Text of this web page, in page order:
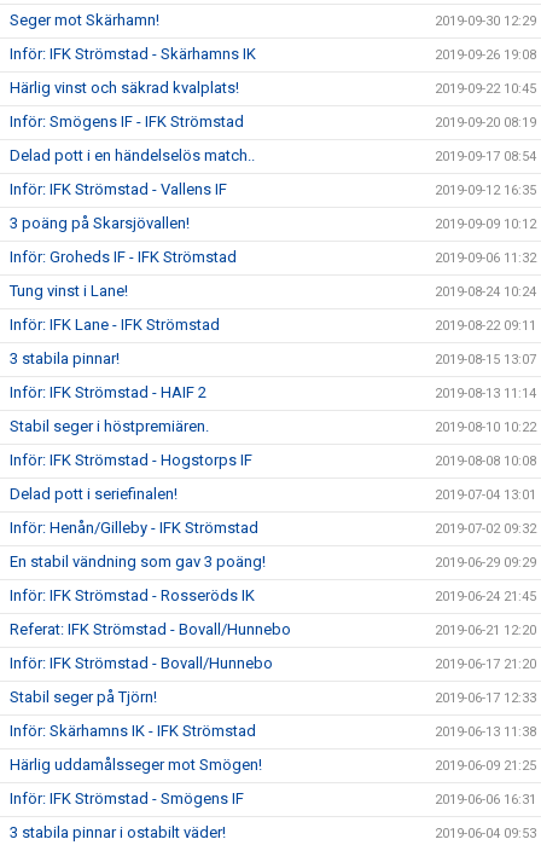
Seger mot Skärhamn! 2019-09-30 12:29
Inför: IFK Strömstad - Skärhamns IK 2019-09-26 19:08
Härlig vinst och säkrad kvalplats! 2019-09-22 10:45
Inför: Smögens IF - IFK Strömstad 2019-09-20 08:19
Delad pott i en händelselös match.. 2019-09-17 08:54
Inför: IFK Strömstad - Vallens IF 2019-09-12 16:35
3 poäng på Skarsjövallen! 2019-09-09 10:12
Inför: Groheds IF - IFK Strömstad 2019-09-06 11:32
Tung vinst i Lane! 2019-08-24 10:24
Inför: IFK Lane - IFK Strömstad 2019-08-22 09:11
3 stabila pinnar! 2019-08-15 13:07
Inför: IFK Strömstad - HAIF 2 2019-08-13 11:14
Stabil seger i höstpremiären. 2019-08-10 10:22
Inför: IFK Strömstad - Hogstorps IF 2019-08-08 10:08
Delad pott i seriefinalen! 2019-07-04 13:01
Inför: Henån/Gilleby - IFK Strömstad 2019-07-02 09:32
En stabil vändning som gav 3 poäng! 2019-06-29 09:29
Inför: IFK Strömstad - Rosseröds IK 2019-06-24 21:45
Referat: IFK Strömstad - Bovall/Hunnebo 2019-06-21 12:20
Inför: IFK Strömstad - Bovall/Hunnebo 2019-06-17 21:20
Stabil seger på Tjörn! 2019-06-17 12:33
Inför: Skärhamns IK - IFK Strömstad 2019-06-13 11:38
Härlig uddamålsseger mot Smögen! 2019-06-09 21:25
Inför: IFK Strömstad - Smögens IF 2019-06-06 16:31
3 stabila pinnar i ostabilt väder! 2019-06-04 09:53